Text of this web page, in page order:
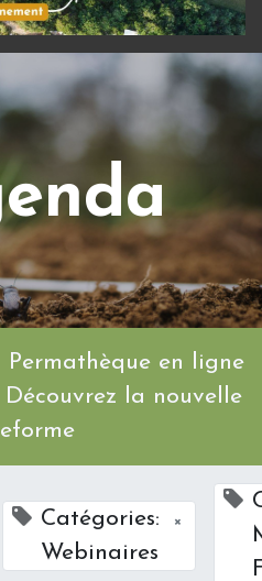
en ligne
Découvrez la nouvelle
Catégories:
Webinaires
×